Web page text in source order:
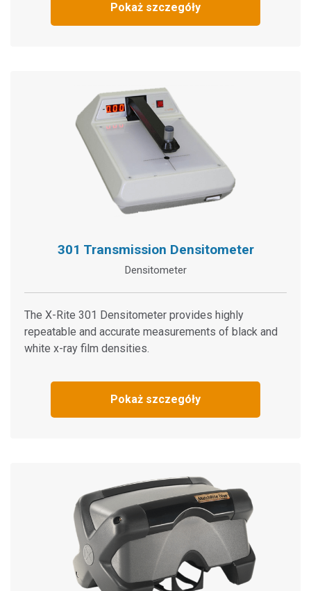
Pokaż szczegóły
301 Transmission Densitometer
Densitometer
The X-Rite 301 Densitometer provides highly
repeatable and accurate measurements of black and
white x-ray film densities.
Pokaż szczegóły